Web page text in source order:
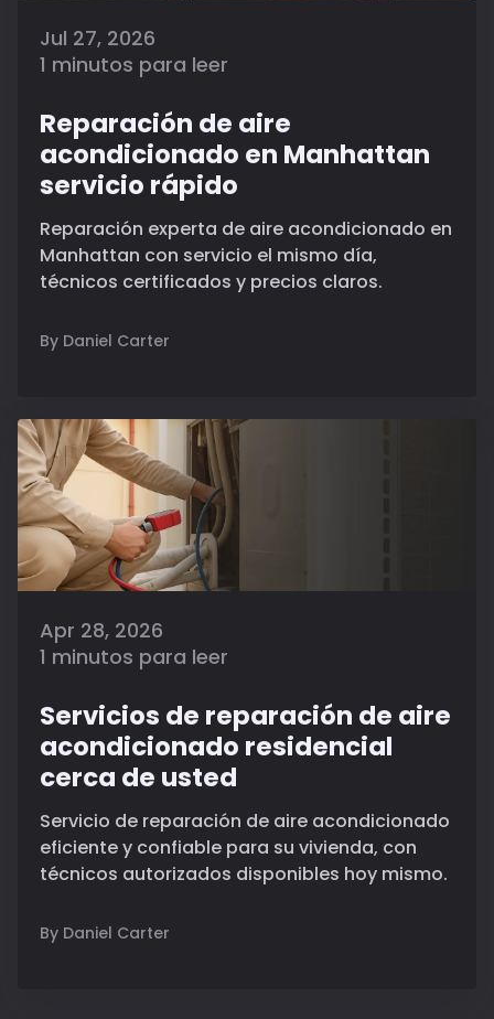
Jul 27, 2026
1 minutos para leer
Reparación de aire
acondicionado en Manhattan
servicio rápido
Reparación experta de aire acondicionado en
Manhattan con servicio el mismo día,
técnicos certificados y precios claros.
By Daniel Carter
Apr 28, 2026
1 minutos para leer
Servicios de reparación de aire
acondicionado residencial
cerca de usted
Servicio de reparación de aire acondicionado
eficiente y confiable para su vivienda, con
técnicos autorizados disponibles hoy mismo.
By Daniel Carter